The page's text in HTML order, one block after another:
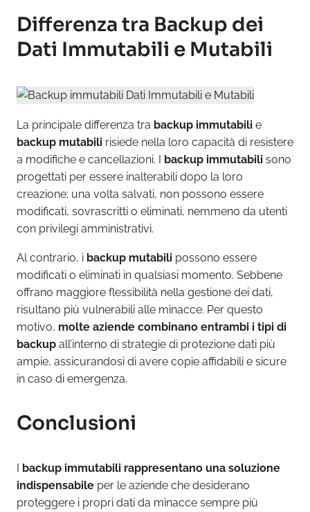
Differenza tra Backup dei
Dati Immutabili e Mutabili
La principale differenza tra backup immutabili e
backup mutabili risiede nella loro capacità di resistere
a modifiche e cancellazioni. I backup immutabili sono
progettati per essere inalterabili dopo la loro
creazione: una volta salvati, non possono essere
modificati, sovrascritti o eliminati, nemmeno da utenti
con privilegi amministrativi.
Al contrario, i backup mutabili possono essere
modificati o eliminati in qualsiasi momento. Sebbene
offrano maggiore flessibilità nella gestione dei dati,
risultano più vulnerabili alle minacce. Per questo
motivo, molte aziende combinano entrambi i tipi di
backup all’interno di strategie di protezione dati più
ampie, assicurandosi di avere copie affidabili e sicure
in caso di emergenza.
Conclusioni
I backup immutabili rappresentano una soluzione
indispensabile per le aziende che desiderano
proteggere i propri dati da minacce sempre più